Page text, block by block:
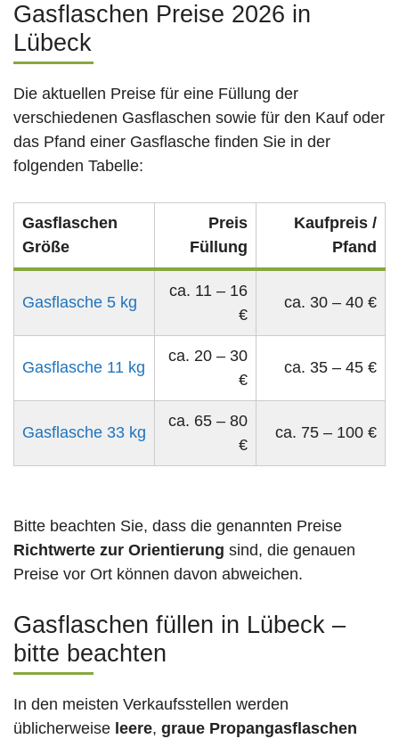
Gasflaschen Preise 2026 in
Lübeck
Die aktuellen Preise für eine Füllung der
verschiedenen Gasflaschen sowie für den Kauf oder
das Pfand einer Gasflasche finden Sie in der
folgenden Tabelle:
Gasflaschen
Größe
Preis
Füllung
Kaufpreis /
Pfand
Gasflasche 5 kg
ca. 11 – 16
€
ca. 30 – 40 €
Gasflasche 11 kg
ca. 20 – 30
€
ca. 35 – 45 €
Gasflasche 33 kg
ca. 65 – 80
€
ca. 75 – 100 €
Bitte beachten Sie, dass die genannten Preise
Richtwerte zur Orientierung sind, die genauen
Preise vor Ort können davon abweichen.
Gasflaschen füllen in Lübeck –
bitte beachten
In den meisten Verkaufsstellen werden
üblicherweise leere, graue Propangasflaschen